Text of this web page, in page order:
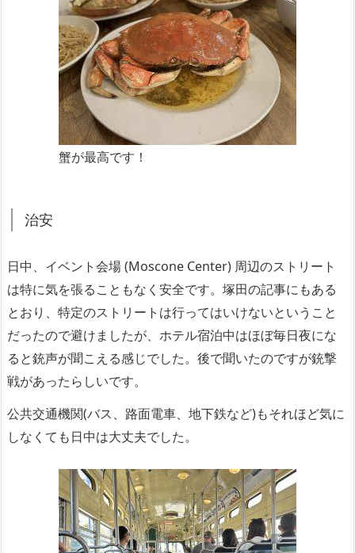
蟹が最高です！
治安
日中、イベント会場 (Moscone Center) 周辺のストリート
は特に気を張ることもなく安全です。塚田の記事にもある
とおり、特定のストリートは行ってはいけないということ
だったので避けましたが、ホテル宿泊中はほぼ毎日夜にな
ると銃声が聞こえる感じでした。後で聞いたのですが銃撃
戦があったらしいです。
公共交通機関(バス、路面電車、地下鉄など)もそれほど気に
しなくても日中は大丈夫でした。